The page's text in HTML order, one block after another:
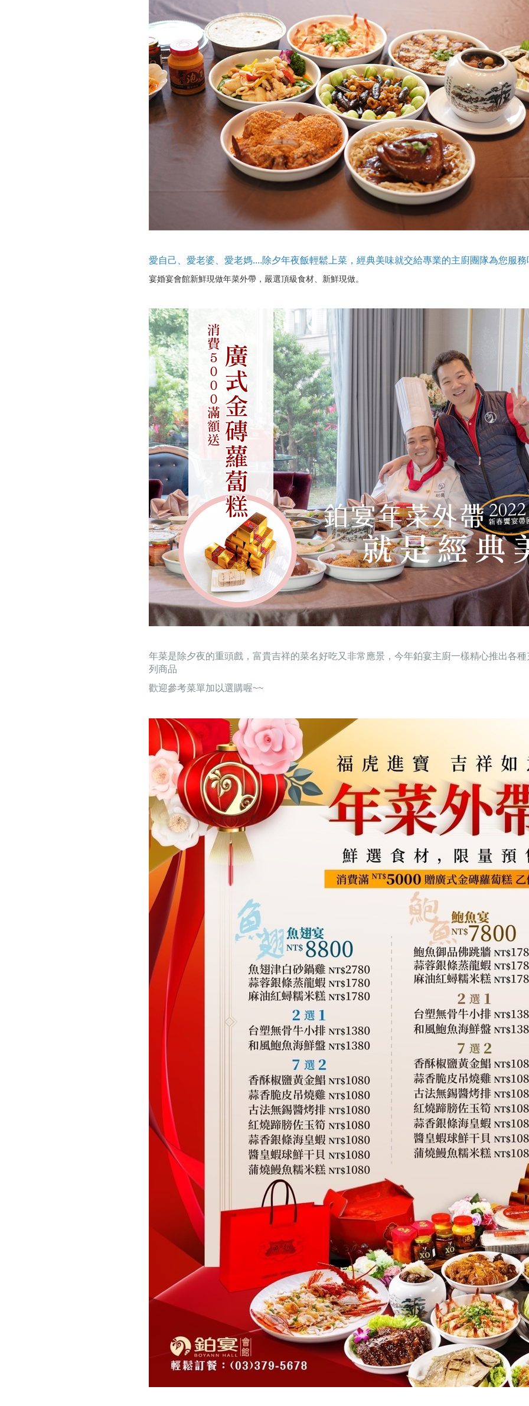
愛自己、愛老婆、愛老媽....除夕年夜飯輕鬆上菜，經典美味就交給專業的主廚團隊為您服務
宴婚宴會館新鮮現做年菜外帶，嚴選頂級食材、新鮮現做。
年菜是除夕夜的重頭戲，富貴吉祥的菜名好吃又非常應景，今年鉑宴主廚一樣精心推出各
列商品
歡迎參考菜單加以選購喔~~